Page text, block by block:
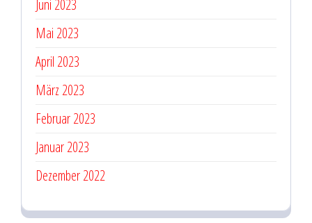
Juni 2023
Mai 2023
April 2023
März 2023
Februar 2023
Januar 2023
Dezember 2022